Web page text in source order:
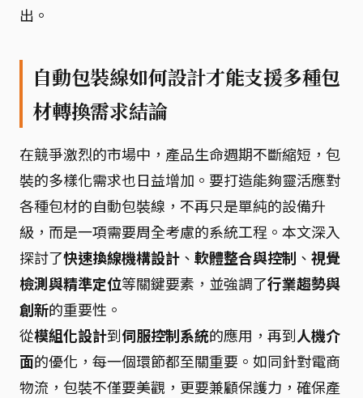
出。
自動包裝線如何設計才能支援多種包
材轉換需求結論
在競爭激烈的市場中，產品生命週期不斷縮短，包
裝的多樣化需求也日益增加。要打造能夠靈活應對
各種包材的自動包裝線，不再只是單純的設備升
級，而是一項需要周全考慮的系統工程。本文深入
探討了快速換線機構設計 、 軟體整合與控制 、 視覺
檢測與精準定位等關鍵要素，並強調了行業趨勢與
創新的重要性。
從模組化設計到伺服控制系統的應用，再到人機介
面的優化，每一個環節都至關重要。如同針對電商
物流，包裝不僅要美觀，更要兼顧保護力，確保產